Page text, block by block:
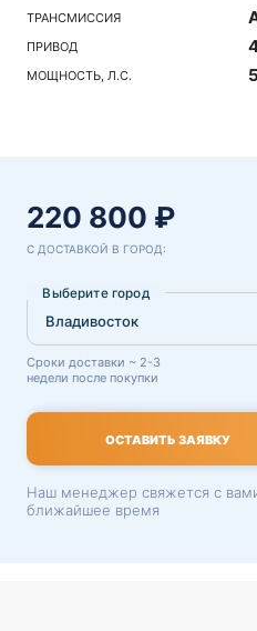
ТРАНСМИССИЯ
ПРИВОД
МОЩНОСТЬ, Л.С.
220 800 ₽
С ДОСТАВКОЙ В ГОРОД:
Выберите город
Сроки доставки ~ 2-3
недели после покупки
ОСТАВИТЬ ЗАЯВКУ
Наш менеджер свяжется с
ближайшее время